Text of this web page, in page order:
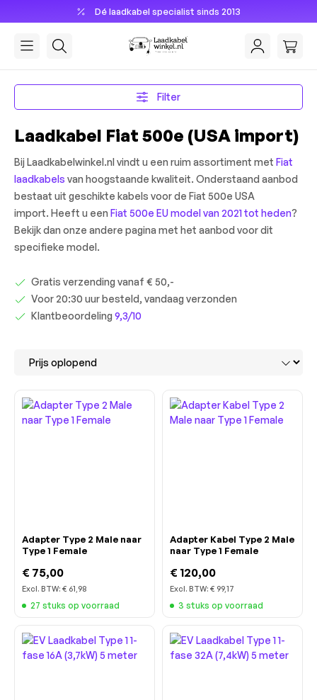
Dé laadkabel specialist sinds 2013
Filter
Laadkabel Fiat 500e (USA import)
Bij Laadkabelwinkel.nl vindt u een ruim assortiment met Fiat
laadkabels van hoogstaande kwaliteit. Onderstaand aanbod
bestaat uit geschikte kabels voor de Fiat 500e USA
import. Heeft u een Fiat 500e EU model van 2021 tot heden?
Bekijk dan onze andere pagina met het aanbod voor dit
specifieke model.
Gratis verzending vanaf € 50,-
Voor 20:30 uur besteld, vandaag verzonden
Klantbeoordeling 9,3/10
Adapter Type 2 Male naar
Type 1 Female
€ 75,00
Excl. BTW: € 61,98
27 stuks op voorraad
Adapter Kabel Type 2 Male
naar Type 1 Female
€ 120,00
Excl. BTW: € 99,17
3 stuks op voorraad